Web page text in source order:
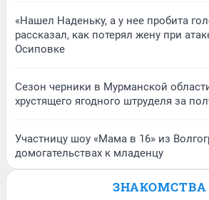
«Нашел Наденьку, а у нее пробита
рассказал, как потерял жену при
Осиповке
Сезон черники в Мурманской
хрустящего ягодного штруделя за
Участницу шоу «Мама в 16» из
домогательствах к младенцу
ЗНАКОМСТВА